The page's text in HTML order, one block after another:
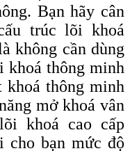
Bạn hãy cân
trúc lõi khoá
không cần dùng
khoá thông minh
thông minh
mở khoá vân
khoá cao cấp
cho bạn mức độ